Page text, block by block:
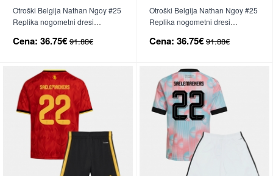
Otroški Belgija Nathan Ngoy #25
Replika nogometni dresi
Rokav (+ hlače)
Cena: 36.75€ 91.88€
Otroški Belgija Nathan Ngoy #25
Replika nogometni dresi
Kratek Rokav (+ hlače)
Cena: 36.75€ 91.88€